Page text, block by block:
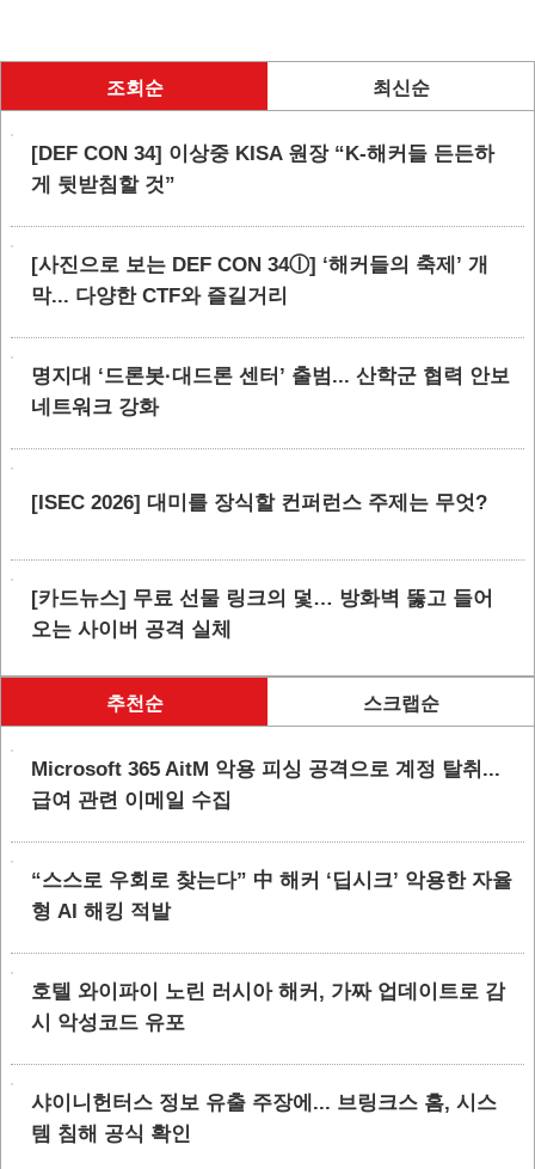
조회순 최신순
[DEF CON 34] 이상중 KISA 원장 “K-해커들 든든하
게 뒷받침할 것”
[사진으로 보는 DEF CON 34ⓛ] ‘해커들의 축제’ 개
막... 다양한 CTF와 즐길거리
명지대 ‘드론봇·대드론 센터’ 출범... 산학군 협력 안보
네트워크 강화
[ISEC 2026] 대미를 장식할 컨퍼런스 주제는 무엇?
[카드뉴스] 무료 선물 링크의 덫… 방화벽 뚫고 들어
오는 사이버 공격 실체
추천순 스크랩순
Microsoft 365 AitM 악용 피싱 공격으로 계정 탈취...
급여 관련 이메일 수집
“스스로 우회로 찾는다” 中 해커 ‘딥시크’ 악용한 자율
형 AI 해킹 적발
호텔 와이파이 노린 러시아 해커, 가짜 업데이트로 감
시 악성코드 유포
샤이니헌터스 정보 유출 주장에... 브링크스 홈, 시스
템 침해 공식 확인